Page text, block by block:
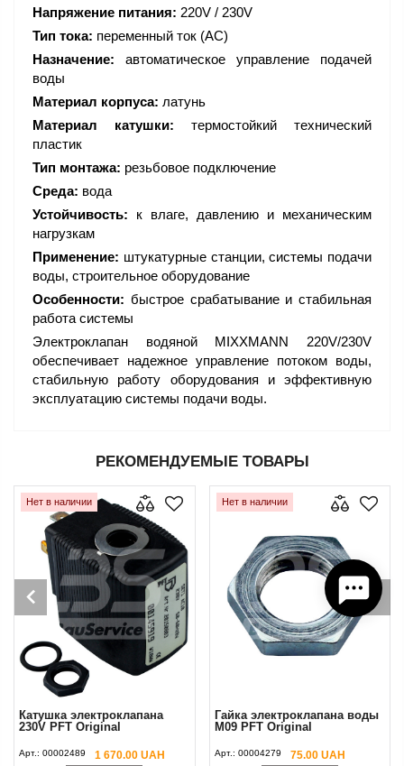
Напряжение питания: 220V / 230V
Тип тока: переменный ток (AC)
Назначение: автоматическое управление подачей
воды
Материал корпуса: латунь
Материал катушки: термостойкий технический
пластик
Тип монтажа: резьбовое подключение
Среда: вода
Устойчивость: к влаге, давлению и механическим
нагрузкам
Применение: штукатурные станции, системы подачи
воды, строительное оборудование
Особенности: быстрое срабатывание и стабильная
работа системы
Электроклапан водяной MIXXMANN 220V/230V
обеспечивает надежное управление потоком воды,
стабильную работу оборудования и эффективную
эксплуатацию системы подачи воды.
РЕКОМЕНДУЕМЫЕ ТОВАРЫ
Нет в наличии
Катушка электроклапана
230V PFT Original
Арт.: 00002489 1 670.00 UAH
Нет в наличии
Гайка электроклапана воды
М09 PFT Original
Арт.: 00004279 75.00 UAH